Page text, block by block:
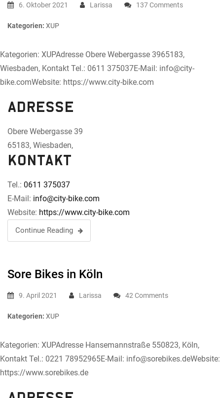
6. Oktober 2021 Larissa 137 Comments
Kategorien: XUP
Kategorien: XUPAdresse Obere Webergasse 3965183,
Wiesbaden, Kontakt Tel.: 0611 375037E-Mail: info@city-
bike.comWebsite: https://www.city-bike.com
Adresse
Obere Webergasse 39
65183, Wiesbaden,
Kontakt
Tel.: 0611 375037
E-Mail: info@city-bike.com
Website: https://www.city-bike.com
Continue Reading
Sore Bikes in Köln
9. April 2021 Larissa 42 Comments
Kategorien: XUP
Kategorien: XUPAdresse Hansemannstraße 550823, Köln,
Kontakt Tel.: 0221 78952965E-Mail: info@sorebikes.deWebsite:
https://www.sorebikes.de